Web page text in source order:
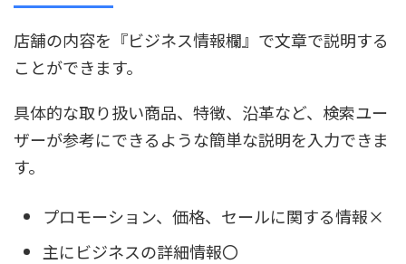
店舗の内容を『ビジネス情報欄』で文章で説明する
ことができます。
具体的な取り扱い商品、特徴、沿革など、検索ユー
ザーが参考にできるような簡単な説明を入力できま
す。
プロモーション、価格、セールに関する情報×
主にビジネスの詳細情報〇